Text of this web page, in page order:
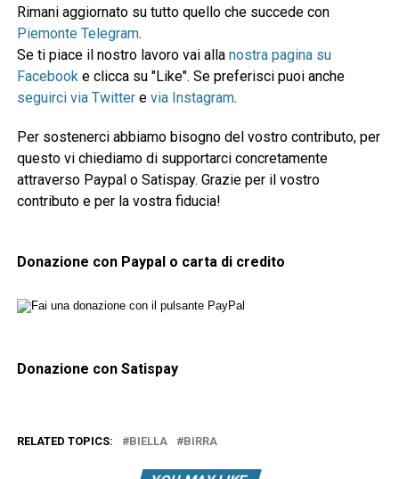
Rimani aggiornato su tutto quello che succede con
Piemonte Telegram.
Se ti piace il nostro lavoro vai alla nostra pagina su
Facebook e clicca su "Like". Se preferisci puoi anche
seguirci via Twittere via Instagram.
Per sostenerci abbiamo bisogno del vostro contributo, per
questo vi chiediamo di supportarci concretamente
attraverso Paypal o Satispay. Grazie per il vostro
contributo e per la vostra fiducia!
Donazione con Paypal o carta di credito
Donazione con Satispay
RELATED TOPICS: BIELLA BIRRA